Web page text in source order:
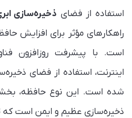
استفاده از فضای ذخیره‌سازی
راهکارهای مؤثر برای افزایش
است. با پیشرفت روزافزون
اینترنت، استفاده از فضای
شده است. این نوع حافظه،
ذخیره‌سازی عظیم و ایمن است